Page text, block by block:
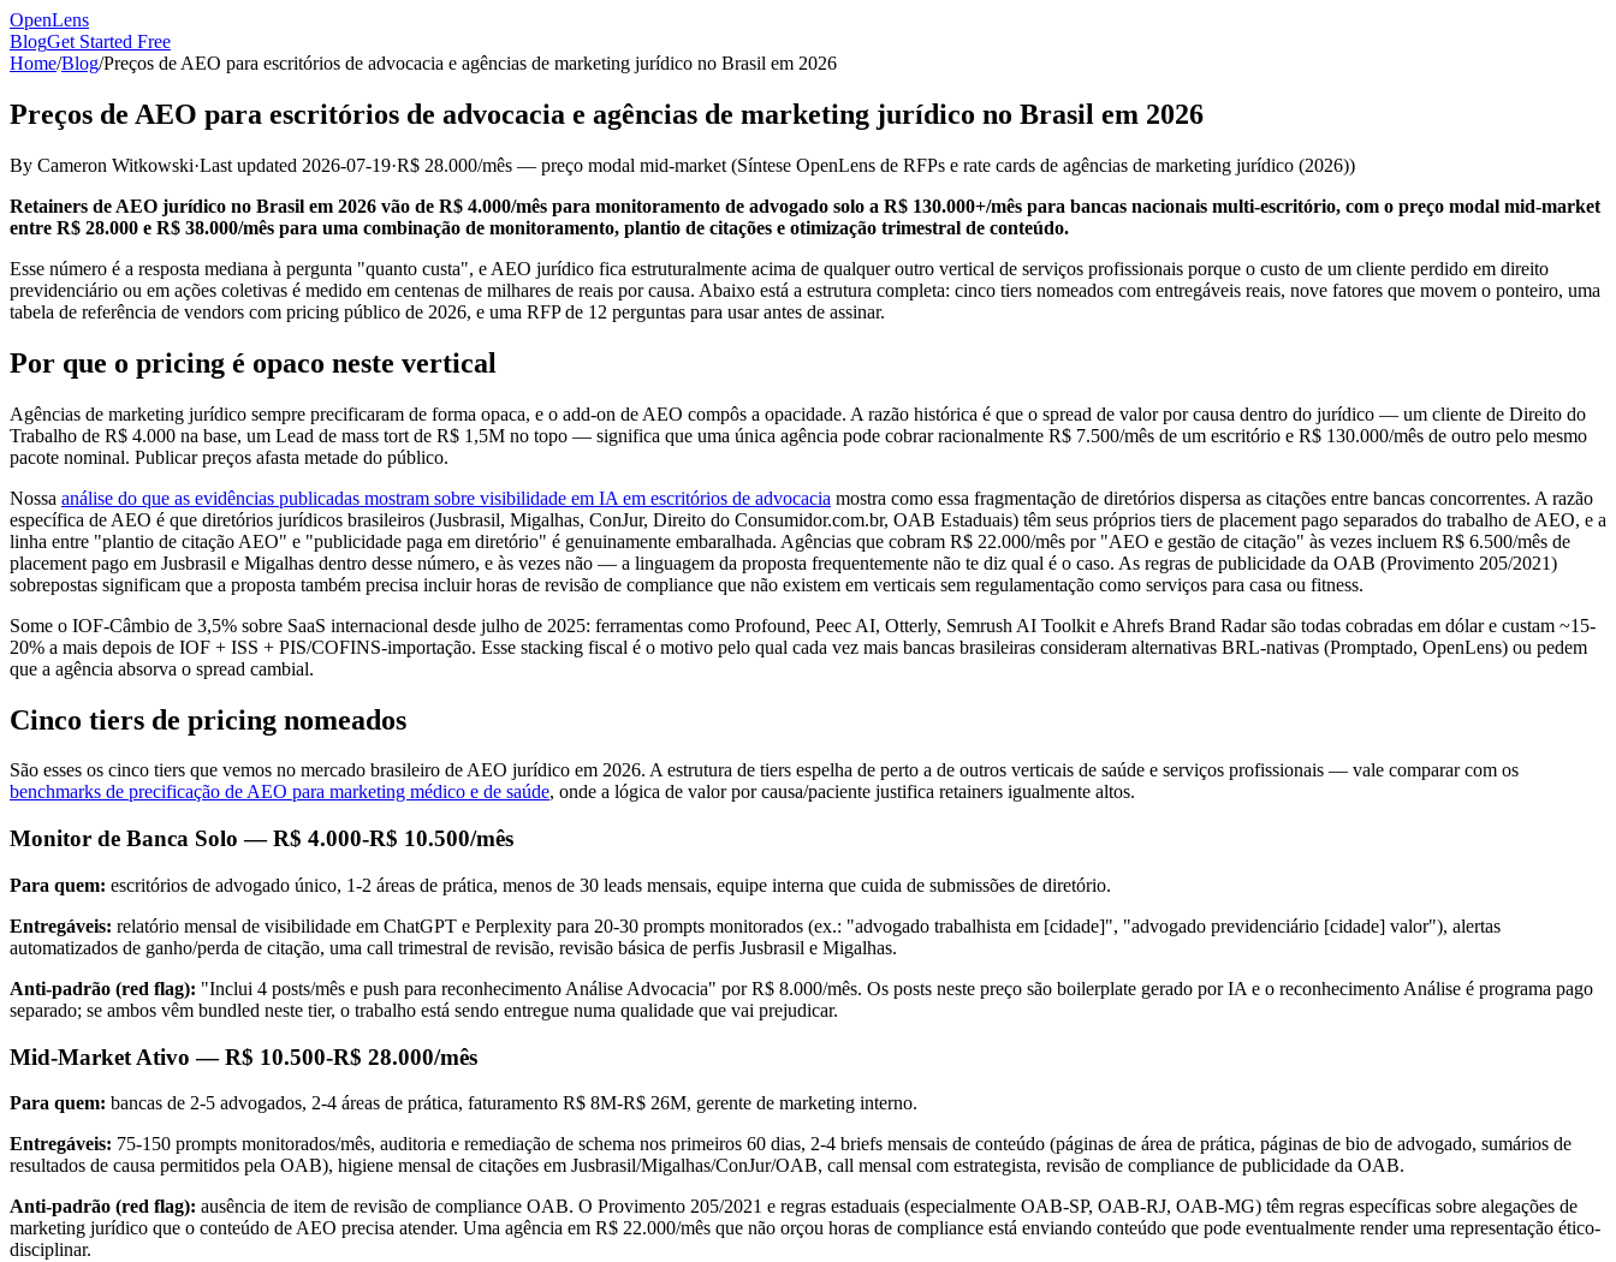
OpenLens
BlogGet Started Free
Home/Blog/Preços de AEO para escritórios de advocacia e agências de marketing jurídico no Brasil em 2026
Preços de AEO para escritórios de advocacia e agências de marketing jurídico no Brasil em 2026
By Cameron Witkowski·Last updated 2026-07-19·R$ 28.000/mês — preço modal mid-market (Síntese OpenLens de RFPs e rate cards de agências de marketing jurídico (2026))
Retainers de AEO jurídico no Brasil em 2026 vão de R$ 4.000/mês para monitoramento de advogado solo a R$ 130.000+/mês para bancas nacionais multi-escritório, com o preço modal mid-market
entre R$ 28.000 e R$ 38.000/mês para uma combinação de monitoramento, plantio de citações e otimização trimestral de conteúdo.
Esse número é a resposta mediana à pergunta "quanto custa", e AEO jurídico fica estruturalmente acima de qualquer outro vertical de serviços profissionais porque o custo de um cliente perdido em direito
previdenciário ou em ações coletivas é medido em centenas de milhares de reais por causa. Abaixo está a estrutura completa: cinco tiers nomeados com entregáveis reais, nove fatores que movem o ponteiro, uma
tabela de referência de vendors com pricing público de 2026, e uma RFP de 12 perguntas para usar antes de assinar.
Por que o pricing é opaco neste vertical
Agências de marketing jurídico sempre precificaram de forma opaca, e o add-on de AEO compôs a opacidade. A razão histórica é que o spread de valor por causa dentro do jurídico — um cliente de Direito do
Trabalho de R$ 4.000 na base, um Lead de mass tort de R$ 1,5M no topo — significa que uma única agência pode cobrar racionalmente R$ 7.500/mês de um escritório e R$ 130.000/mês de outro pelo mesmo
pacote nominal. Publicar preços afasta metade do público.
Nossa análise do que as evidências publicadas mostram sobre visibilidade em IA em escritórios de advocacia mostra como essa fragmentação de diretórios dispersa as citações entre bancas concorrentes. A razão
específica de AEO é que diretórios jurídicos brasileiros (Jusbrasil, Migalhas, ConJur, Direito do Consumidor.com.br, OAB Estaduais) têm seus próprios tiers de placement pago separados do trabalho de AEO, e a
linha entre "plantio de citação AEO" e "publicidade paga em diretório" é genuinamente embaralhada. Agências que cobram R$ 22.000/mês por "AEO e gestão de citação" às vezes incluem R$ 6.500/mês de
placement pago em Jusbrasil e Migalhas dentro desse número, e às vezes não — a linguagem da proposta frequentemente não te diz qual é o caso. As regras de publicidade da OAB (Provimento 205/2021)
sobrepostas significam que a proposta também precisa incluir horas de revisão de compliance que não existem em verticais sem regulamentação como serviços para casa ou fitness.
Some o IOF-Câmbio de 3,5% sobre SaaS internacional desde julho de 2025: ferramentas como Profound, Peec AI, Otterly, Semrush AI Toolkit e Ahrefs Brand Radar são todas cobradas em dólar e custam ~15-
20% a mais depois de IOF + ISS + PIS/COFINS-importação. Esse stacking fiscal é o motivo pelo qual cada vez mais bancas brasileiras consideram alternativas BRL-nativas (Promptado, OpenLens) ou pedem
que a agência absorva o spread cambial.
Cinco tiers de pricing nomeados
São esses os cinco tiers que vemos no mercado brasileiro de AEO jurídico em 2026. A estrutura de tiers espelha de perto a de outros verticais de saúde e serviços profissionais — vale comparar com os
benchmarks de precificação de AEO para marketing médico e de saúde, onde a lógica de valor por causa/paciente justifica retainers igualmente altos.
Monitor de Banca Solo — R$ 4.000-R$ 10.500/mês
Para quem: escritórios de advogado único, 1-2 áreas de prática, menos de 30 leads mensais, equipe interna que cuida de submissões de diretório.
Entregáveis: relatório mensal de visibilidade em ChatGPT e Perplexity para 20-30 prompts monitorados (ex.: "advogado trabalhista em [cidade]", "advogado previdenciário [cidade] valor"), alertas
automatizados de ganho/perda de citação, uma call trimestral de revisão, revisão básica de perfis Jusbrasil e Migalhas.
Anti-padrão (red flag): "Inclui 4 posts/mês e push para reconhecimento Análise Advocacia" por R$ 8.000/mês. Os posts neste preço são boilerplate gerado por IA e o reconhecimento Análise é programa pago
separado; se ambos vêm bundled neste tier, o trabalho está sendo entregue numa qualidade que vai prejudicar.
Mid-Market Ativo — R$ 10.500-R$ 28.000/mês
Para quem: bancas de 2-5 advogados, 2-4 áreas de prática, faturamento R$ 8M-R$ 26M, gerente de marketing interno.
Entregáveis: 75-150 prompts monitorados/mês, auditoria e remediação de schema nos primeiros 60 dias, 2-4 briefs mensais de conteúdo (páginas de área de prática, páginas de bio de advogado, sumários de
resultados de causa permitidos pela OAB), higiene mensal de citações em Jusbrasil/Migalhas/ConJur/OAB, call mensal com estrategista, revisão de compliance de publicidade da OAB.
Anti-padrão (red flag): ausência de item de revisão de compliance OAB. O Provimento 205/2021 e regras estaduais (especialmente OAB-SP, OAB-RJ, OAB-MG) têm regras específicas sobre alegações de
marketing jurídico que o conteúdo de AEO precisa atender. Uma agência em R$ 22.000/mês que não orçou horas de compliance está enviando conteúdo que pode eventualmente render uma representação ético-
disciplinar.